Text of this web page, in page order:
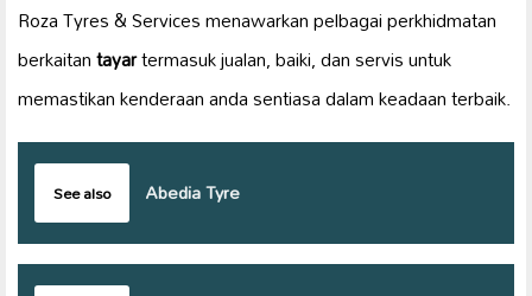
Roza Tyres & Services menawarkan pelbagai perkhidmatan
berkaitantayartermasuk jualan, baiki, dan servis untuk
memastikan kenderaan anda sentiasa dalam keadaan terbaik.
See also Abedia Tyre